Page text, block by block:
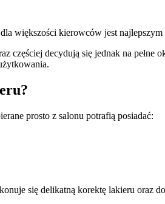
większości kierowców jest
częściej decydują się jednak na
prosto z salonu potrafią posiadać:
się delikatną korektę lakieru oraz